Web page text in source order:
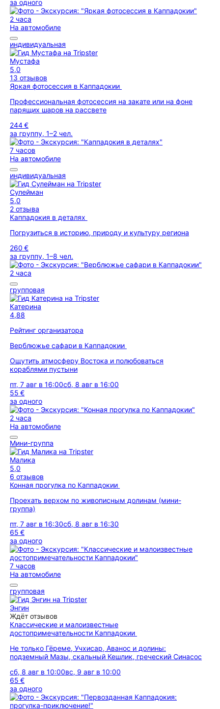
за одного
2 часа
На автомобиле
индивидуальная
Мустафа
5,0
13 отзывов
Яркая фотосессия в Каппадокии
Профессиональная фотосессия на закате или на фоне
парящих шаров на рассвете
244 €
за группу, 1–2 чел.
7 часов
На автомобиле
индивидуальная
Сулейман
5,0
2 отзыва
Каппадокия в деталях
Погрузиться в историю, природу и культуру региона
260 €
за группу, 1–8 чел.
2 часа
групповая
Катерина
4,88
Рейтинг организатора
Верблюжье сафари в Каппадокии
Ощутить атмосферу Востока и полюбоваться
кораблями пустыни
пт, 7 авг в 16:00сб, 8 авг в 16:00
55 €
за одного
2 часа
На автомобиле
Мини-группа
Малика
5,0
6 отзывов
Конная прогулка по Каппадокии
Проехать верхом по живописным долинам (мини-
группа)
пт, 7 авг в 16:30сб, 8 авг в 16:30
65 €
за одного
7 часов
На автомобиле
групповая
Энгин
Ждёт отзывов
Классические и малоизвестные
достопримечательности Каппадокии
Не только Гёреме, Учхисар, Аванос и долины:
подземный Мазы, скальный Кешлик, греческий Синасос
сб, 8 авг в 10:00вс, 9 авг в 10:00
65 €
за одного